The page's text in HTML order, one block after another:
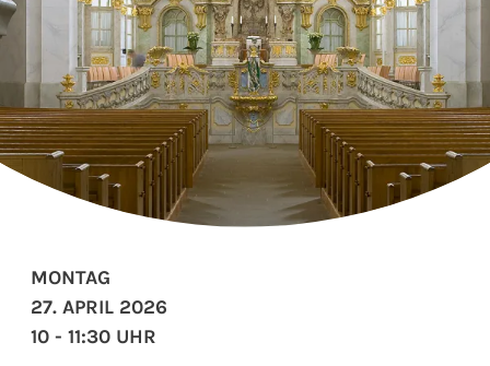
MONTAG
27. APRIL 2026
10 - 11:30 UHR